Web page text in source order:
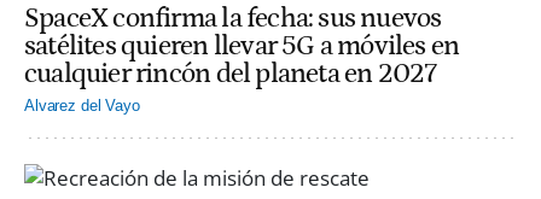
SpaceX confirma la fecha: sus nuevos
satélites quieren llevar 5G a móviles en
cualquier rincón del planeta en 2027
Alvarez del Vayo